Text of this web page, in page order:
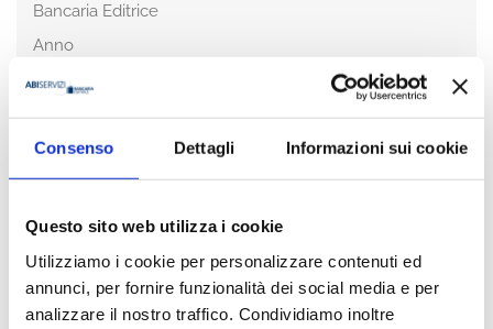
Consenso Dettagli Informazioni sui cookie
Questo sito web utilizza i cookie
Utilizziamo i cookie per personalizzare contenuti ed
annunci, per fornire funzionalità dei social media e per
analizzare il nostro traffico. Condividiamo inoltre
Bancaria Editrice
Anno
2009
Pagine
190
ISBN
978-88-449-0422-7
Disponibile